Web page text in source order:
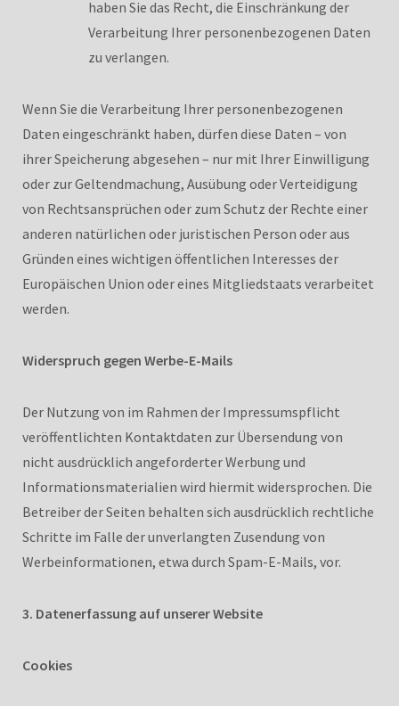
haben Sie das Recht, die Einschränkung der
Verarbeitung Ihrer personenbezogenen Daten
zu verlangen.
Wenn Sie die Verarbeitung Ihrer personenbezogenen
Daten eingeschränkt haben, dürfen diese Daten – von
ihrer Speicherung abgesehen – nur mit Ihrer Einwilligung
oder zur Geltendmachung, Ausübung oder Verteidigung
von Rechtsansprüchen oder zum Schutz der Rechte einer
anderen natürlichen oder juristischen Person oder aus
Gründen eines wichtigen öffentlichen Interesses der
Europäischen Union oder eines Mitgliedstaats verarbeitet
werden.
Widerspruch gegen Werbe-E-Mails
Der Nutzung von im Rahmen der Impressumspflicht
veröffentlichten Kontaktdaten zur Übersendung von
nicht ausdrücklich angeforderter Werbung und
Informationsmaterialien wird hiermit widersprochen. Die
Betreiber der Seiten behalten sich ausdrücklich rechtliche
Schritte im Falle der unverlangten Zusendung von
Werbeinformationen, etwa durch Spam-E-Mails, vor.
3. Datenerfassung auf unserer Website
Cookies